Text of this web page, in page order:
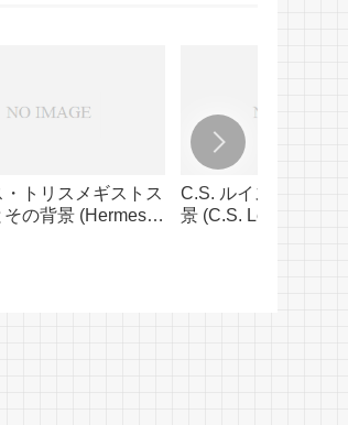
トリスメギストス
の背景 (Hermes
C.S. ルイスの名言と
景 (C.S. Lewis’